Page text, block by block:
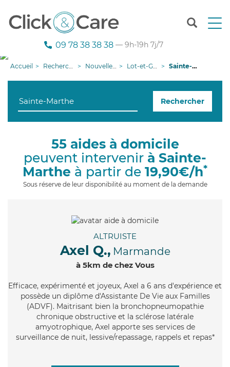
T
n
g
09 78 38 38 38 — 9h-19h 7j/7
Accueil Recherche aide à domicile Nouvelle-Aquitaine Lot-et-Garonne Sainte-Marthe
Rechercher
55 aides à domicile
peuvent intervenir à Sainte-
Marthe à partir de 19,90€/h*
Sous réserve de leur disponibilité au moment de la demande
ALTRUISTE
Axel Q., Marmande
à 5km de chez Vous
Efficace, expérimenté et joyeux, Axel a 6 ans d'expérience et
possède un diplôme d'Assistante De Vie aux Familles
(ADVF). Maitrisant bien la bronchopneumopathie
chronique obstructive et la sclérose latérale
amyotrophique, Axel apporte ses services de
surveillance de nuit, lessive/repassage, rappels et repas*